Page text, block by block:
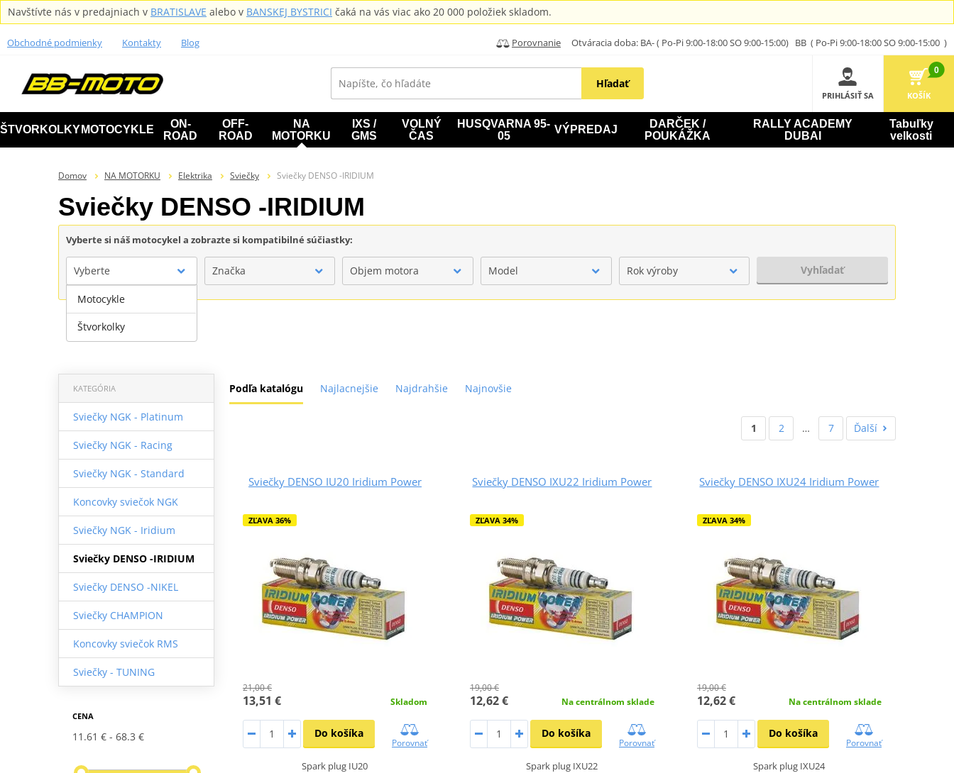
Navštívte nás v predajniach v BRATISLAVE alebo v BANSKEJ BYSTRICI čaká na vás viac ako 20 000 položiek skladom.
Obchodné podmienky Kontakty Blog Porovnanie Otváracia doba: BA- ( Po-Pi 9:00-18:00 SO 9:00-15:00) BB ( Po-Pi 9:00-18:00 SO 9:00-15:00 )
Hľadať
PRIHLÁSIŤ SA
0
KOŠÍK
ŠTVORKOLKY MOTOCYKLE
ON-
ROAD
OFF-
ROAD
NA
MOTORKU
IXS /
GMS
VOLNÝ
ČAS
HUSQVARNA 95-
05
VÝPREDAJ
DARČEK /
POUKÁŽKA
RALLY ACADEMY
DUBAI
Tabuľky
velkosti
Domov NA MOTORKU Elektrika Sviečky Sviečky DENSO -IRIDIUM
Sviečky DENSO -IRIDIUM
Vyberte si náš motocykel a zobrazte si kompatibilné súčiastky:
Vyberte Značka Objem motora Model Rok výroby Vyhľadať
Podľa katalógu Najlacnejšie Najdrahšie Najnovšie
KATEGÓRIA
Sviečky NGK - Platinum
Sviečky NGK - Racing
Sviečky NGK - Standard
Koncovky sviečok NGK
Sviečky NGK - Iridium
Sviečky DENSO -IRIDIUM
Sviečky DENSO -NIKEL
Sviečky CHAMPION
Koncovky sviečok RMS
Sviečky - TUNING
CENA
11.61 € 68.3 €
1 2 … 7 Ďalší
Sviečky DENSO IU20 Iridium Power
ZĽAVA 36%
21,00 €
13,51 € Skladom
Do košíka
Porovnať
Spark plug IU20
Sviečky DENSO IXU22 Iridium Power
ZĽAVA 34%
19,00 €
12,62 € Na centrálnom sklade
Do košíka
Porovnať
Spark plug IXU22
Sviečky DENSO IXU24 Iridium Power
ZĽAVA 34%
19,00 €
12,62 € Na centrálnom sklade
Do košíka
Porovnať
Spark plug IXU24
Motocykle
Štvorkolky